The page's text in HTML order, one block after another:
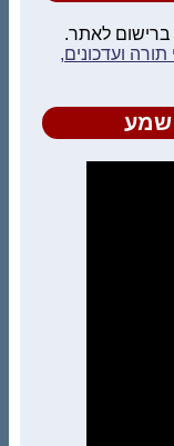
ברישום לאתר.
ועדכונים,
שמע